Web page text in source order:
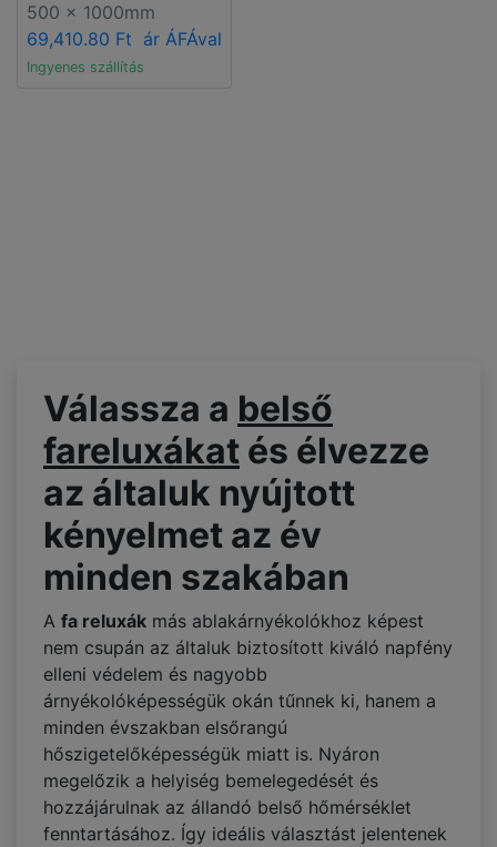
500 x 1000mm
69,410.80 Ft ár ÁFÁval
Ingyenes szállítás
Válassza a belső
fareluxákat és élvezze
az általuk nyújtott
kényelmet az év
minden szakában
A fa reluxák más ablakárnyékolókhoz képest
nem csupán az általuk biztosított kiváló napfény
elleni védelem és nagyobb
árnyékolóképességük okán tűnnek ki, hanem a
minden évszakban elsőrangú
hőszigetelőképességük miatt is. Nyáron
megelőzik a helyiség bemelegedését és
hozzájárulnak az állandó belső hőmérséklet
fenntartásához. Így ideális választást jelentenek